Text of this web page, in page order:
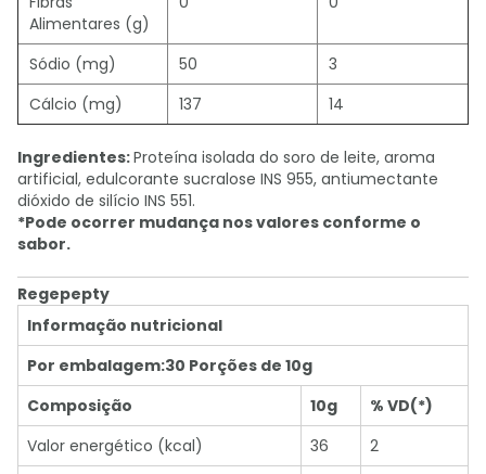
Alimentares (g)
Sódio (mg) 50
3
Cálcio (mg)
137 14
Ingredientes:Proteína isolada do soro de leite, aroma
artificial, edulcorante sucralose INS 955, antiumectante
dióxido de silício INS 551.
*Pode ocorrer mudança nos valores conforme o
sabor.
Regepepty
Informação nutricional
Por embalagem:30 Porções de 10g
Composição
10g
% VD(*)
Valor energético (kcal)
36
2